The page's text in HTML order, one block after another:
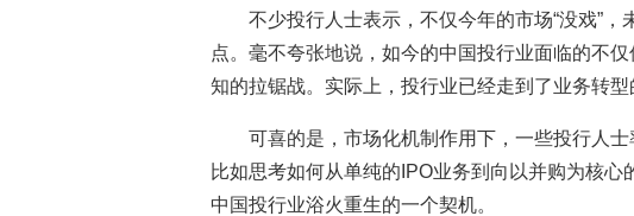
不少投行人士表示，不仅今年的市场“没戏”
点。毫不夸张地说，如今的中国投行业面临的不
知的拉锯战。实际上，投行业已经走到了业务转型
可喜的是，市场化机制作用下，一些投行人
比如思考如何从单纯的IPO业务到向以并购为核
中国投行业浴火重生的一个契机。